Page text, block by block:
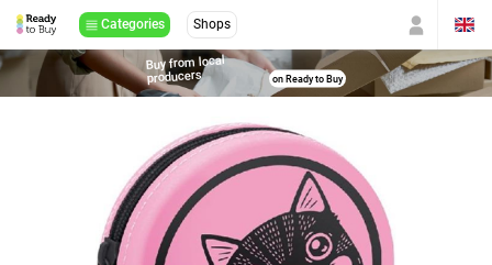
Categories Shops
Buy from local
producers on Ready to Buy